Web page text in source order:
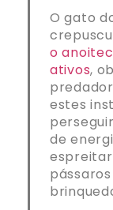
O gato
o
ativos,
estes
de